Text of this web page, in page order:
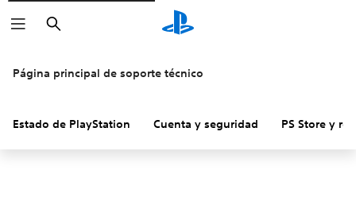
Buscar
Página principal de soporte técnico
Estado de PlayStation Cuenta y seguridad PS Store y